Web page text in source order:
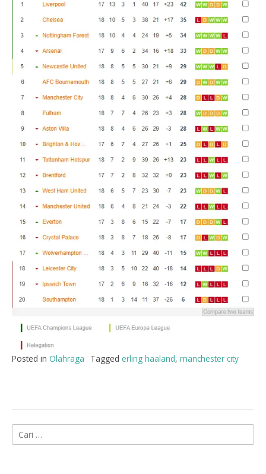
Posted in Olahraga Tagged erling haaland, manchester city
Cari
untuk: